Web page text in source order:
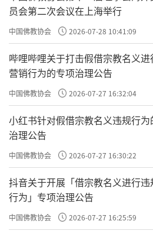
2. 花生米、花生酱以及莲
3. 放入适量的盐；
4. 莲藕软烂之后，就可以
员会第二次会议在上海举行
中国佛教协会 2026-07-28 10:41:09
哔哩哔哩关于打击假借宗教名义
营销行为的专项治理公告
中国佛教协会 2026-07-27 16:32:04
小红书针对假借宗教名义违规行为
治理公告
中国佛教协会 2026-07-27 16:30:22
抖音关于开展「借宗教名义进行违
行为」专项治理公告
中国佛教协会 2026-07-27 16:25:59